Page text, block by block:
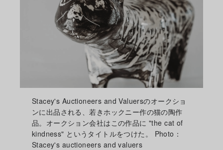
Stacey's Auctioneers and Valuersのオークショ
ンに出品される、若きホックニー作の猫の陶作
品。オークション会社はこの作品に "the cat of
kindness" というタイトルをつけた。 Photo：
Stacey's auctioneers and valuers